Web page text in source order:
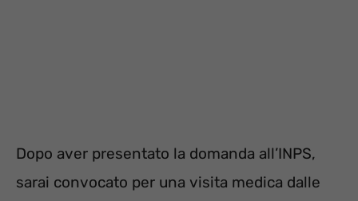
Dopo aver presentato la domanda all’INPS,
sarai convocato per una visita medica dalle